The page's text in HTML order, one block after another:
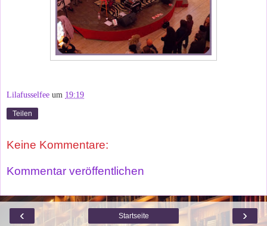
Lilafusselfee um 19:19
Teilen
Keine Kommentare:
Kommentar veröffentlichen
‹ ›
Startseite